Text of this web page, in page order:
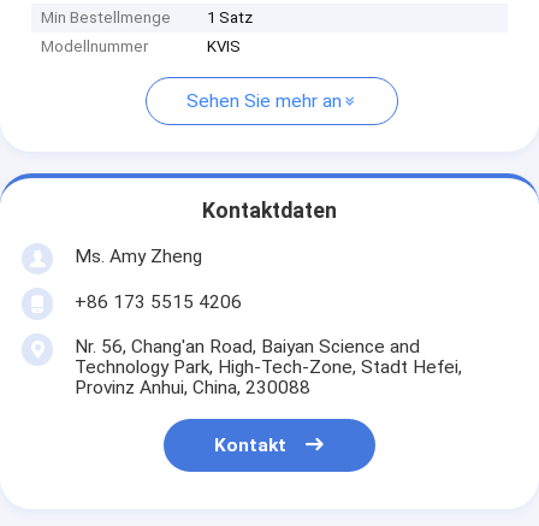
Min Bestellmenge
1 Satz
Modellnummer
KVIS
Sehen Sie mehr an
Kontaktdaten
Ms. Amy Zheng
+86 173 5515 4206
Nr. 56, Chang'an Road, Baiyan Science and
Technology Park, High-Tech-Zone, Stadt Hefei,
Provinz Anhui, China, 230088
Kontakt